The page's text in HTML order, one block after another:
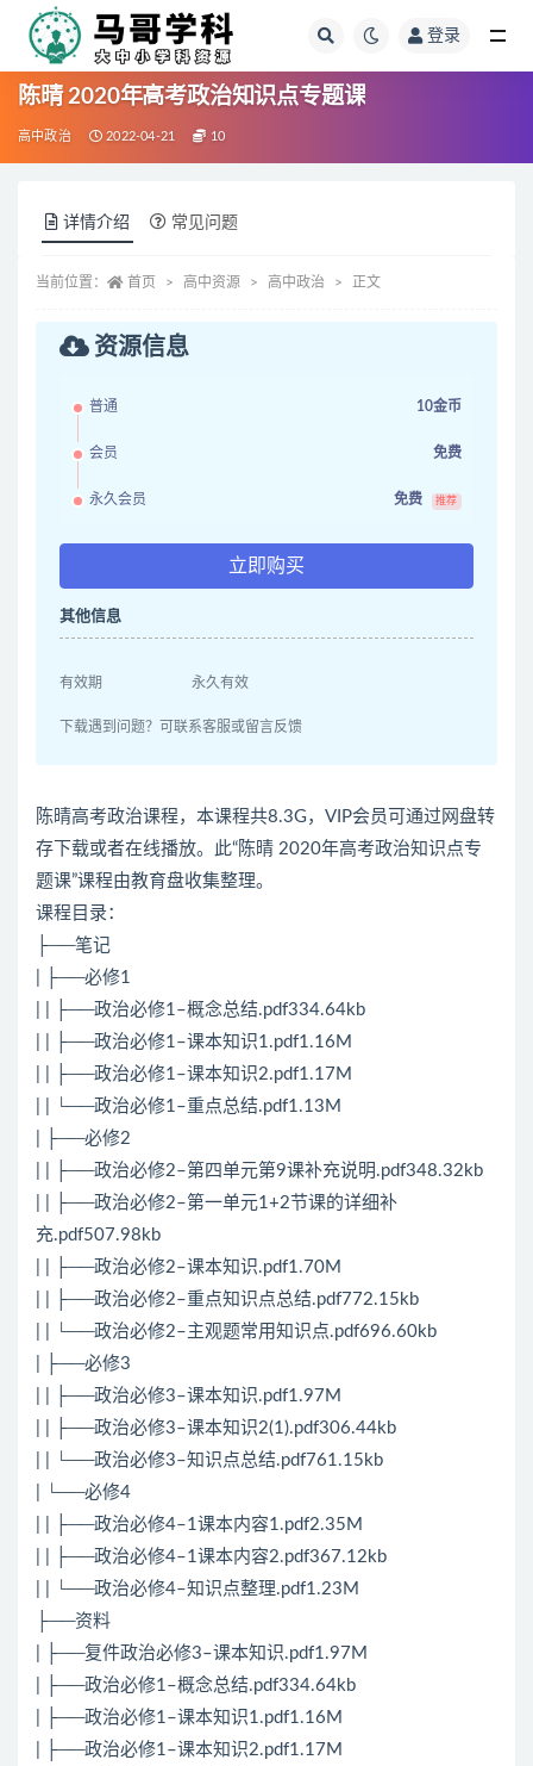
登录
陈晴 2020年高考政治知识点专题课
高中政治 2022-04-21 10
详情介绍 常见问题
当前位置： 首页 高中资源 高中政治 正文
资源信息
普通 10金币
会员 免费
永久会员 免费 推荐
立即购买
其他信息
有效期 永久有效
下载遇到问题？可联系客服或留言反馈
陈晴高考政治课程，本课程共8.3G，VIP会员可通过网盘转
存下载或者在线播放。此“陈晴 2020年高考政治知识点专
题课”课程由教育盘收集整理。
课程目录：
├──笔记
| ├──必修1
| | ├──政治必修1–概念总结.pdf334.64kb
| | ├──政治必修1–课本知识1.pdf1.16M
| | ├──政治必修1–课本知识2.pdf1.17M
| | └──政治必修1–重点总结.pdf1.13M
| ├──必修2
| | ├──政治必修2–第四单元第9课补充说明.pdf348.32kb
| | ├──政治必修2–第一单元1+2节课的详细补
充.pdf507.98kb
| | ├──政治必修2–课本知识.pdf1.70M
| | ├──政治必修2–重点知识点总结.pdf772.15kb
| | └──政治必修2–主观题常用知识点.pdf696.60kb
| ├──必修3
| | ├──政治必修3–课本知识.pdf1.97M
| | ├──政治必修3–课本知识2(1).pdf306.44kb
| | └──政治必修3–知识点总结.pdf761.15kb
| └──必修4
| | ├──政治必修4–1课本内容1.pdf2.35M
| | ├──政治必修4–1课本内容2.pdf367.12kb
| | └──政治必修4–知识点整理.pdf1.23M
├──资料
| ├──复件政治必修3–课本知识.pdf1.97M
| ├──政治必修1–概念总结.pdf334.64kb
| ├──政治必修1–课本知识1.pdf1.16M
| ├──政治必修1–课本知识2.pdf1.17M
全部